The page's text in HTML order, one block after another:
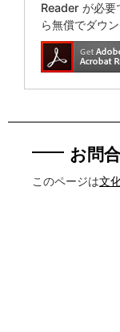
Reader が必
ら無償でダウ
お問
このページは文